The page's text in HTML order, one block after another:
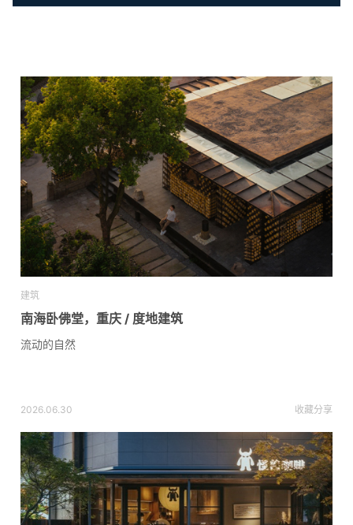
建筑
南海卧佛堂，重庆 / 度地建筑
流动的自然
2026.06.30 收藏分享